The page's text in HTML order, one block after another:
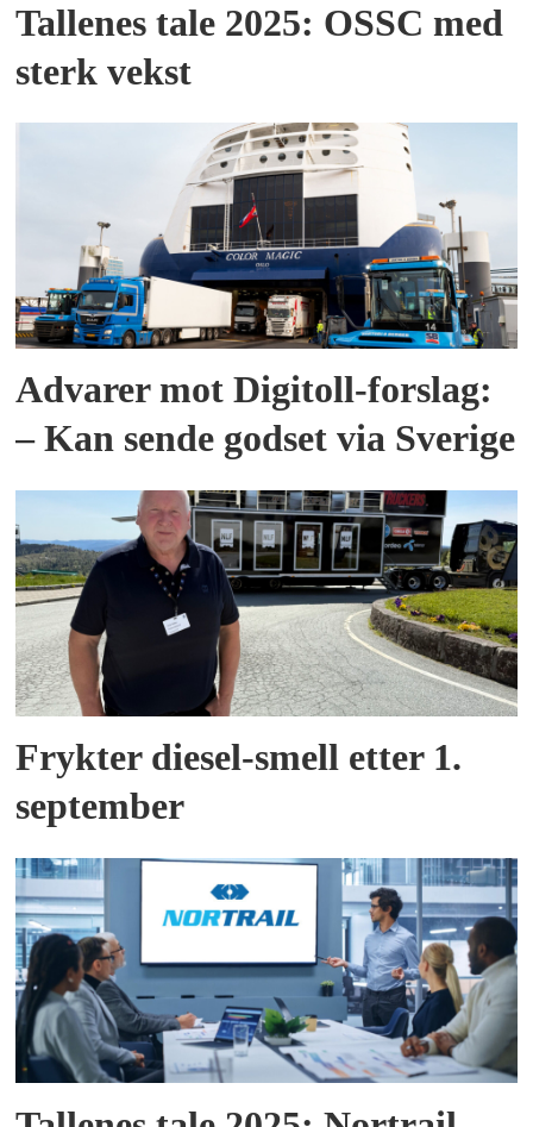
Tallenes tale 2025: OSSC med
sterk vekst
Advarer mot Digitoll-forslag:
– Kan sende godset via Sverige
Frykter diesel-smell etter 1.
september